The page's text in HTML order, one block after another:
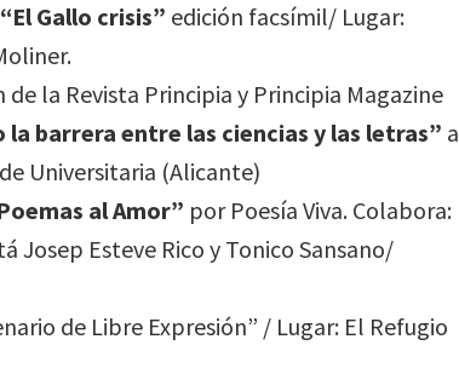
“El Gallo crisis” edición facsímil/ Lugar:
de la Revista Principia y Principia Magazine
barrera entre las ciencias y las letras” a
Universitaria (Alicante)
al Amor” por Poesía Viva. Colabora:
Esteve Rico y Tonico Sansano/
de Libre Expresión” / Lugar: El Refugio